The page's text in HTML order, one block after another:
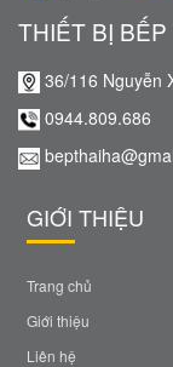
THIẾT BỊ
36/116 Nguyễn
0944.809.686
GIỚI THIỆU
Trang chủ
Giới thiệu
Liên hệ